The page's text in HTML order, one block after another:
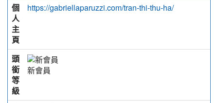
個
人
主
頁
https://gabriellaparuzzi.com/tran-thi-thu-ha/
頭
銜
等
級
新會員